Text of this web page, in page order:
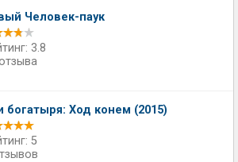
Человек-паук
3.8
богатыря: Ход конем (2015)
5